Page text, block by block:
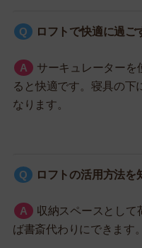
ロフトで快適に過ご
サーキュレーターを
ると快適です。寝具の下
なります。
ロフトの活用方法を
収納スペースとして
ば書斎代わりにできます。